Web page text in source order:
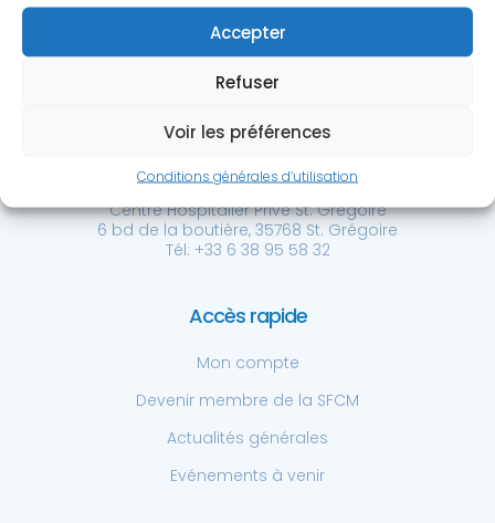
Accepter
Refuser
Voir les préférences
Conditions générales d’utilisation
Chirurgie de la Main
Centre Hospitalier Privé St. Grégoire
6 bd de la boutière, 35768 St. Grégoire
Tél: +33 6 38 95 58 32
Accès rapide
Mon compte
Devenir membre de la SFCM
Actualités générales
Evénements à venir